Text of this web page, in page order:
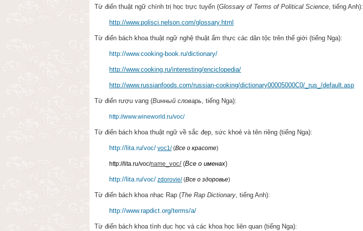
Từ điển thuật ngữ chính trị học trực tuyến (Glossary of Terms of Political Science, tiếng Anh):
http://www.polisci.nelson.com/glossary.html
Từ điển bách khoa thuật ngữ nghệ thuật ẩm thực các dân tộc trên thế giới (tiếng Nga):
http://www.cooking-book.ru/dictionary/
http://www.cooking.ru/interesting/enciclopedia/
http://www.russianfoods.com/russian-cooking/dictionary00005000C0/_rus_/default.asp
Từ điển rượu vang (Винный словарь, tiếng Nga):
http://www.wineworld.ru/voc/
Từ điển bách khoa thuật ngữ về sắc đẹp, sức khoẻ và tên riêng (tiếng Nga):
http://lita.ru/voc/ voc1/(Все о красоте)
http://lita.ru/voc/name voc/ (Все о именах)
http://lita.ru/voc/ zdorovie/(Все о здоровье)
Từ điển bách khoa nhạc Rap (The Rap Dictionary, tiếng Anh):
http://www.rapdict.org/terms/a/
Từ điển bách khoa tình dục học và các khoa học liên quan (tiếng Nga):